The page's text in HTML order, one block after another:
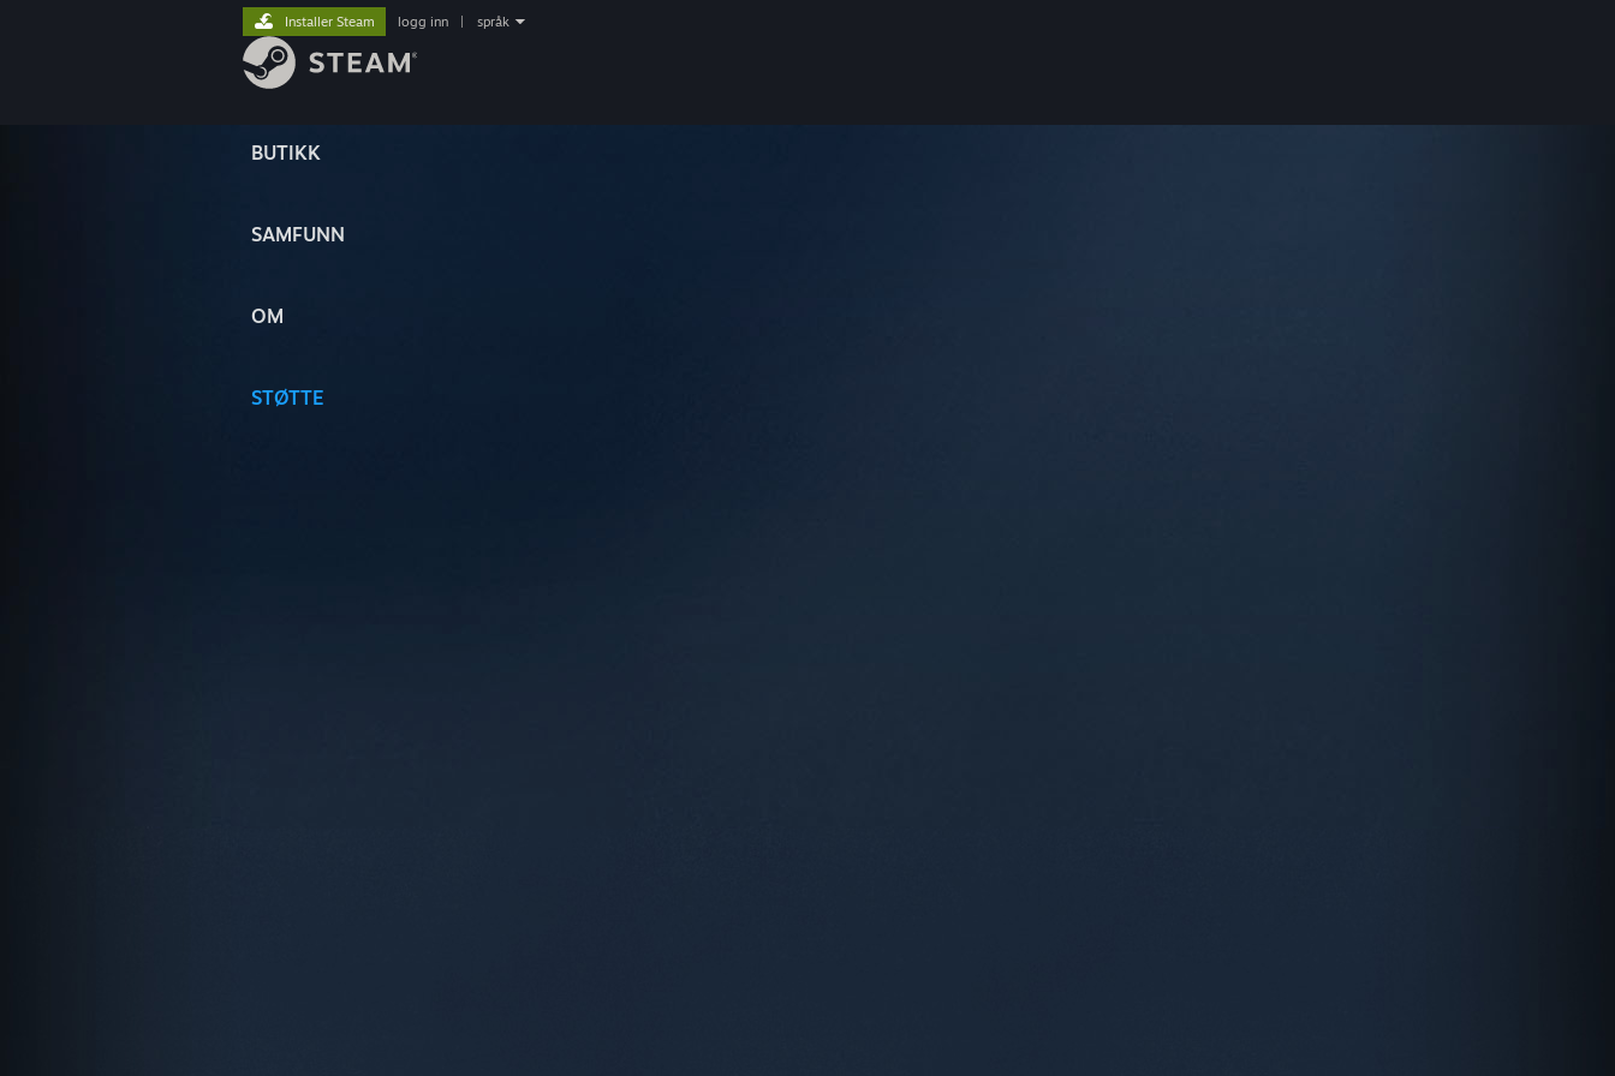
BUTIKK
SAMFUNN
OM
STØTTE
Installer Steam logg inn språk